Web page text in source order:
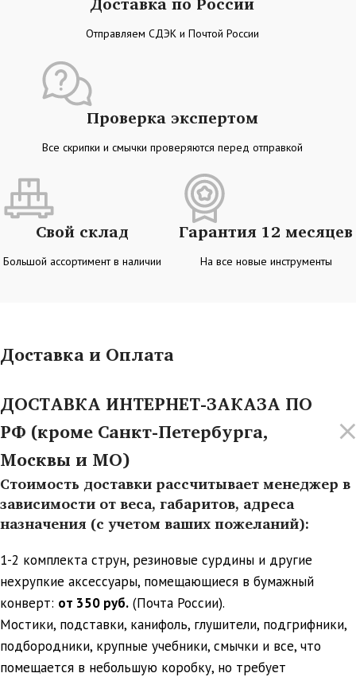
Отправляем СДЭК и Почтой России
Проверка экспертом
Все скрипки и смычки проверяются перед отправкой
Свой склад
Большой ассортимент в наличии
Гарантия 12 месяцев
На все новые инструменты
Доставка и Оплата
ДОСТАВКА ИНТЕРНЕТ-ЗАКАЗА ПО
РФ (кроме Санкт-Петербурга,
Москвы и МО)
Стоимость доставки рассчитывает менеджер в
зависимости от веса, габаритов, адреса
назначения (с учетом ваших пожеланий):
1-2 комплекта струн, резиновые сурдины и другие
нехрупкие аксессуары, помещающиеся в бумажный
конверт: от 350 руб. (Почта России).
Мостики, подставки, канифоль, глушители, подгрифники,
подбородники, крупные учебники, смычки и все, что
помещается в небольшую коробку, но требует